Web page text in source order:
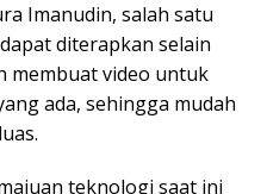
Imanudin, salah satu
diterapkan selain
membuat video untuk
ada, sehingga mudah
teknologi saat ini